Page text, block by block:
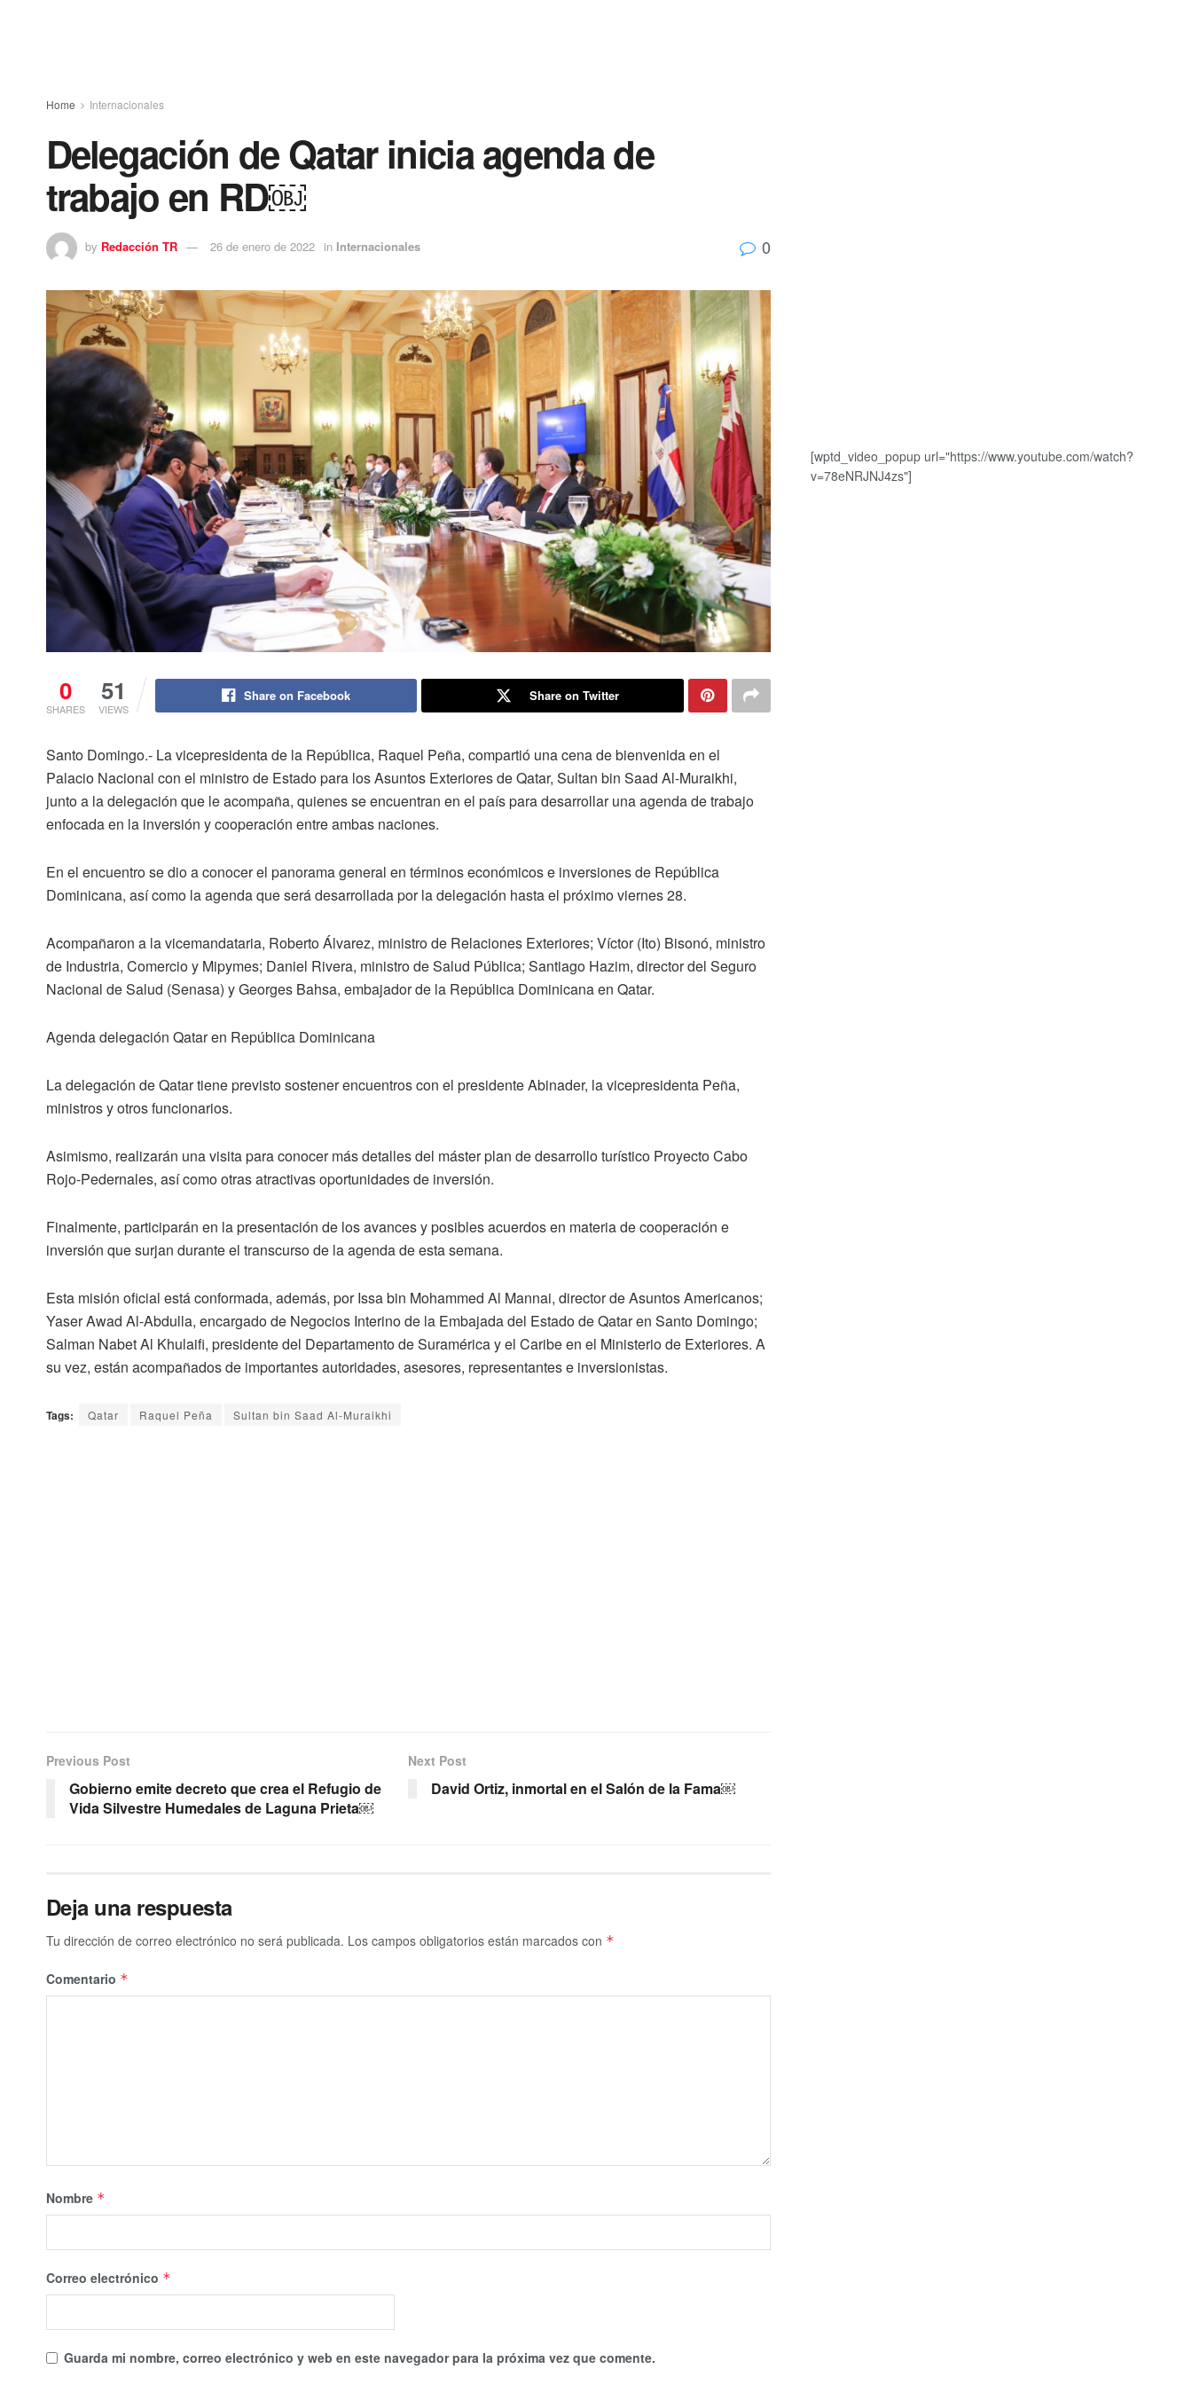
Home Internacionales
Delegación de Qatar inicia agenda de
trabajo en RD￼
by Redacción TR 26 de enero de 2022 in Internacionales 0
0
SHARES
51
VIEWS
Share on Facebook Share on Twitter
Santo Domingo.- La vicepresidenta de la República, Raquel Peña, compartió una cena de bienvenida en el
Palacio Nacional con el ministro de Estado para los Asuntos Exteriores de Qatar, Sultan bin Saad Al-Muraikhi,
junto a la delegación que le acompaña, quienes se encuentran en el país para desarrollar una agenda de trabajo
enfocada en la inversión y cooperación entre ambas naciones.
En el encuentro se dio a conocer el panorama general en términos económicos e inversiones de República
Dominicana, así como la agenda que será desarrollada por la delegación hasta el próximo viernes 28.
Acompañaron a la vicemandataria, Roberto Álvarez, ministro de Relaciones Exteriores; Víctor (Ito) Bisonó, ministro
de Industria, Comercio y Mipymes; Daniel Rivera, ministro de Salud Pública; Santiago Hazim, director del Seguro
Nacional de Salud (Senasa) y Georges Bahsa, embajador de la República Dominicana en Qatar.
Agenda delegación Qatar en República Dominicana
La delegación de Qatar tiene previsto sostener encuentros con el presidente Abinader, la vicepresidenta Peña,
ministros y otros funcionarios.
Asimismo, realizarán una visita para conocer más detalles del máster plan de desarrollo turístico Proyecto Cabo
Rojo-Pedernales, así como otras atractivas oportunidades de inversión.
Finalmente, participarán en la presentación de los avances y posibles acuerdos en materia de cooperación e
inversión que surjan durante el transcurso de la agenda de esta semana.
Esta misión oficial está conformada, además, por Issa bin Mohammed Al Mannai, director de Asuntos Americanos;
Yaser Awad Al-Abdulla, encargado de Negocios Interino de la Embajada del Estado de Qatar en Santo Domingo;
Salman Nabet Al Khulaifi, presidente del Departamento de Suramérica y el Caribe en el Ministerio de Exteriores. A
su vez, están acompañados de importantes autoridades, asesores, representantes e inversionistas.
Tags: Qatar Raquel Peña Sultan bin Saad Al-Muraikhi
Previous Post
Gobierno emite decreto que crea el Refugio de
Vida Silvestre Humedales de Laguna Prieta￼
Next Post
David Ortiz, inmortal en el Salón de la Fama￼
Deja una respuesta
Tu dirección de correo electrónico no será publicada. Los campos obligatorios están marcados con *
Comentario *
Nombre *
Correo electrónico *
Guarda mi nombre, correo electrónico y web en este navegador para la próxima vez que comente.
[wptd_video_popup url="https://www.youtube.com/watch?
v=78eNRJNJ4zs"]